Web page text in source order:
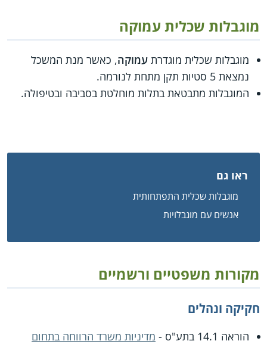
מוגבלות שכלית עמוקה
מוגבלות שכלית מוגדרת עמוקה, כאשר מנת המשכל
נמצאת 5 סטיות תקן מתחת לנורמה.
המוגבלות מתבטאת בתלות מוחלטת בסביבה ובטיפולה.
ראו גם
מוגבלות שכלית התפתחותית
אנשים עם מוגבלויות
מקורות משפטיים ורשמיים
חקיקה ונהלים
הוראה 14.1 בתע"ס -
מדיניות משרד הרווחה בתחום